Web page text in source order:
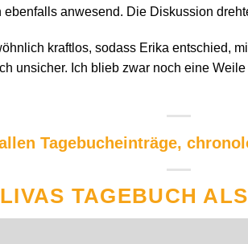
ebenfalls anwesend. Die Diskussion
kraftlos, sodass Erika entschied,
unsicher. Ich blieb zwar noch eine
Tagebucheinträge,
TAGEBUCH